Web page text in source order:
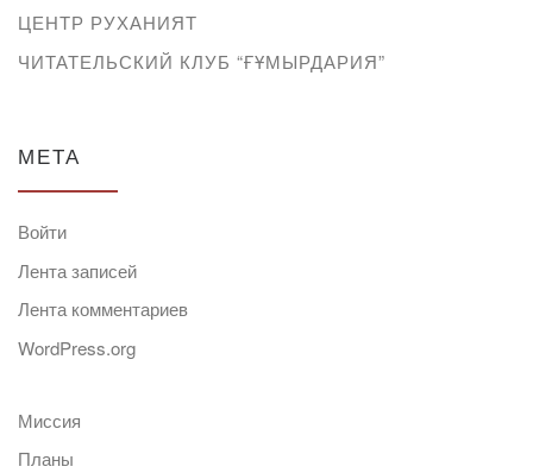
ЦЕНТР РУХАНИЯТ
ЧИТАТЕЛЬСКИЙ КЛУБ “ҒҰМЫРДАРИЯ”
МЕТА
Войти
Лента записей
Лента комментариев
WordPress.org
Миссия
Планы